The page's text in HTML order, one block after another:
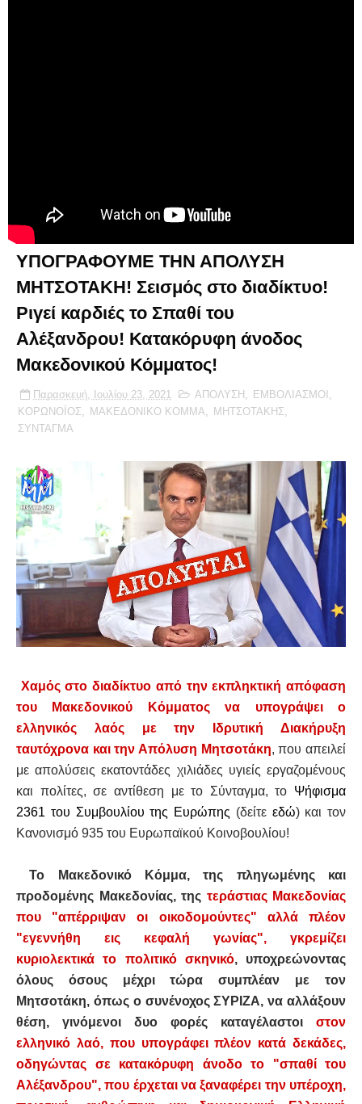
ΥΠΟΓΡΑΦΟΥΜΕ ΤΗΝ ΑΠΟΛΥΣΗ
ΜΗΤΣΟΤΑΚΗ! Σεισμός στο διαδίκτυο!
Ριγεί καρδιές το Σπαθί του
Αλέξανδρου! Κατακόρυφη άνοδος
Μακεδονικού Κόμματος!
Παρασκευή, Ιουλίου 23, 2021 ΑΠΟΛΥΣΗ , ΕΜΒΟΛΙΑΣΜΟΙ ,
ΚΟΡΩΝΟΪΟΣ, ΜΑΚΕΔΟΝΙΚΟ ΚΟΜΜΑ, ΜΗΤΣΟΤΑΚΗΣ,
ΣΥΝΤΑΓΜΑ
Χαμός στο διαδίκτυο από την εκπληκτική απόφαση
του Μακεδονικού Κόμματος να υπογράψει ο
ελληνικός λαός με την Ιδρυτική Διακήρυξη
ταυτόχρονα και την Απόλυση Μητσοτάκη, που απειλεί
με απολύσεις εκατοντάδες χιλιάδες υγιείς εργαζομένους
και πολίτες, σε αντίθεση με το Σύνταγμα, το Ψήφισμα
2361 του Συμβουλίου της Ευρώπης (δείτε εδώ) και τον
Κανονισμό 935 του Ευρωπαϊκού Κοινοβουλίου!
Το Μακεδονικό Κόμμα, της πληγωμένης και
προδομένης Μακεδονίας, της τεράστιας Μακεδονίας
που "απέρριψαν οι οικοδομούντες" αλλά πλέον
"εγεννήθη εις κεφαλή γωνίας", γκρεμίζει
κυριολεκτικά το πολιτικό σκηνικό, υποχρεώνοντας
όλους όσους μέχρι τώρα συμπλέαν με τον
Μητσοτάκη, όπως ο συνένοχος ΣΥΡΙΖΑ, να αλλάξουν
θέση, γινόμενοι δυο φορές καταγέλαστοι
στον
ελληνικό λαό, που υπογράφει πλέον κατά δεκάδες,
οδηγώντας σε κατακόρυφη άνοδο το "σπαθί του
Αλέξανδρου", που έρχεται να ξαναφέρει την υπέροχη,